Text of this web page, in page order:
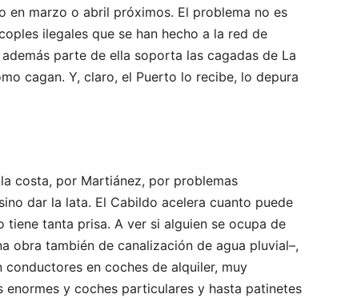
en marzo o abril próximos. El problema no es
ilegales que se han hecho a la red de
parte de ella soporta las cagadas de La
cagan. Y, claro, el Puerto lo recibe, lo depura
costa, por Martiánez, por problemas
dar la lata. El Cabildo acelera cuanto puede
tanta prisa. A ver si alguien se ocupa de
obra también de canalización de agua pluvial–,
en coches de alquiler, muy
y coches particulares y hasta patinetes